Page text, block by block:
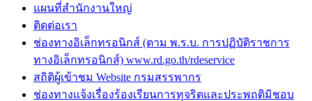
แผนที่สำนักงานใหญ่
ติดต่อเรา
ช่องทางอิเล็กทรอนิกส์ (ตาม พ.ร.บ. การปฏิบัติราชการ
ทางอิเล็กทรอนิกส์) www.rd.go.th/rdeservice
สถิติผู้เข้าชม Website กรมสรรพากร
ช่องทางแจ้งเรื่องร้องเรียนการทุจริตและประพฤติมิชอบ